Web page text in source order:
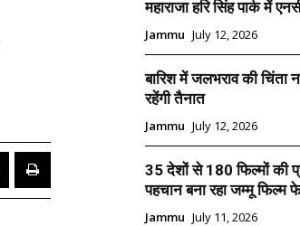
महाराजा हरि सिंह पार्क में
Jammu July 12, 2026
बारिश में जलभराव की
रहेंगी तैनात
Jammu July 12, 2026
35 देशों से 180 फिल्मों की
पहचान बना रहा जम्मू फिल्म
Jammu July 11, 2026